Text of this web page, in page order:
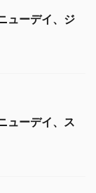
ューデイ、ジ
ューデイ、ス